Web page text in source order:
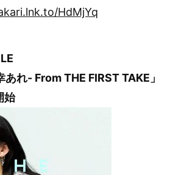
HdMjYq
あれ- From THE FIRST TAKE」
始